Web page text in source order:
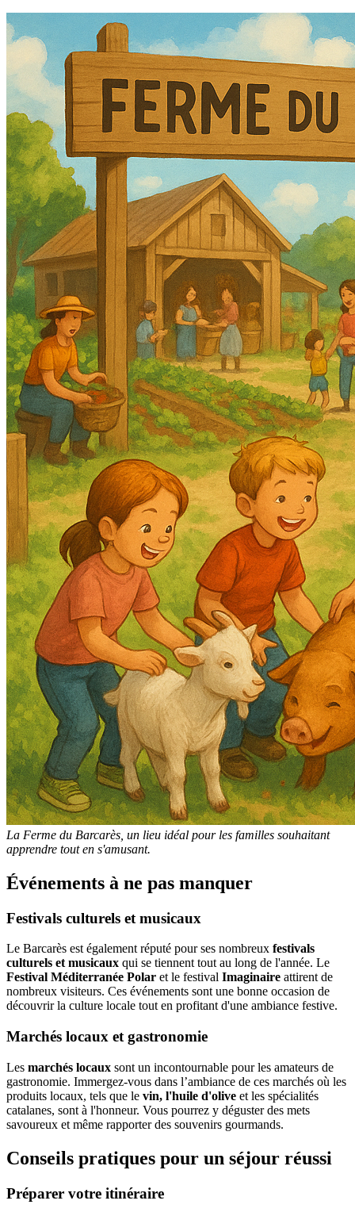
La Ferme du Barcarès, un lieu idéal pour les familles souhaitant
apprendre tout en s'amusant.
Événements à ne pas manquer
Festivals culturels et musicaux
Le Barcarès est également réputé pour ses nombreux festivals
culturels et musicaux qui se tiennent tout au long de l'année. Le
Festival Méditerranée Polar et le festival Imaginaire attirent de
nombreux visiteurs. Ces événements sont une bonne occasion de
découvrir la culture locale tout en profitant d'une ambiance festive.
Marchés locaux et gastronomie
Les marchés locaux sont un incontournable pour les amateurs de
gastronomie. Immergez-vous dans l’ambiance de ces marchés où les
produits locaux, tels que le vin, l'huile d'olive et les spécialités
catalanes, sont à l'honneur. Vous pourrez y déguster des mets
savoureux et même rapporter des souvenirs gourmands.
Conseils pratiques pour un séjour réussi
Préparer votre itinéraire